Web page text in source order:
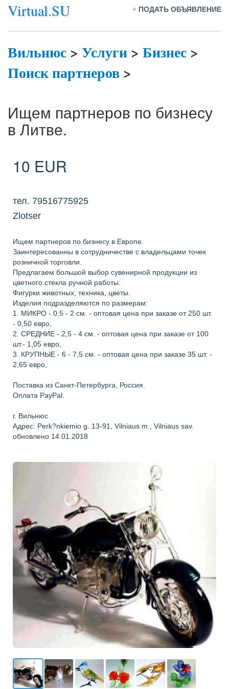
Virtual.SU + ПОДАТЬ ОБЪЯВЛЕНИЕ
Вильнюс> Услуги> Бизнес>
Поиск партнеров>
Ищем партнеров по бизнесу
в Литве.
10 EUR
тел. 79516775925
Zlotser
Ищем партнеров по бизнесу в Европе.
Заинтересованны в сотрудничестве с владельцами точек
розничной торговли.
Предлагаем большой выбор сувенирной продукции из
цветного стекла ручной работы.
Фигурки животных, техника, цветы.
Изделия подразделяются по размерам:
1. МИКРО - 0,5 - 2 см. - оптовая цена при заказе от 250 шт.
- 0,50 евро,
2. СРЕДНИЕ - 2,5 - 4 см. - оптовая цена при заказе от 100
шт.- 1,05 евро,
3. КРУПНЫЕ - 6 - 7,5 см. - оптовая цена при заказе 35 шт. -
2,65 евро,
Поставка из Санкт-Петербурга, Россия.
Оплата PayPal.
г. Вильнюс
Адрес: Perk?nkiemio g. 13-91, Vilniaus m., Vilniaus sav.
обновлено 14.01.2018